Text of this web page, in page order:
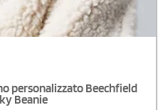
personalizzato Beechfield
Beanie